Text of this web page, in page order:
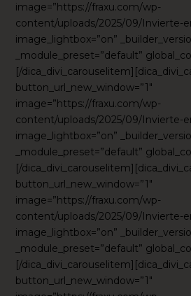
image=”https://fraxu.com/wp-
content/uploads/2025/09/Invierte-
image_lightbox=”on”
_module_preset=”default”
[/
button_url_new_window=”1″
image=”https://fraxu.com/wp-
content/uploads/2025/09/Invierte-
image_lightbox=”on”
_module_preset=”default”
[/
button_url_new_window=”1″
image=”https://fraxu.com/wp-
content/uploads/2025/09/Invierte-
image_lightbox=”on”
_module_preset=”default”
[/
button_url_new_window=”1″